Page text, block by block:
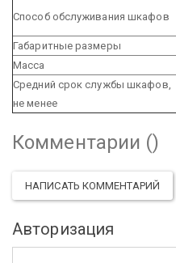
Способ обслуживания шкафов
Габаритные размеры
Масса
Средний срок службы шкафов,
не менее
Комментарии ()
НАПИСАТЬ КОММЕНТАРИЙ
Авторизация